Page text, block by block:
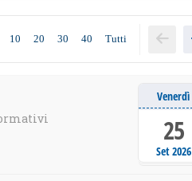
10 20 30 40 Tutti
Set 2026
Venerdì
25